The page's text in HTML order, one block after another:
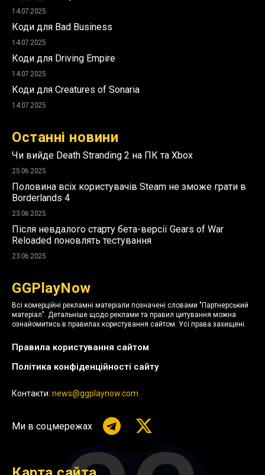
14.07.2025
Коди для Bad Business
14.07.2025
Коди для Driving Empire
14.07.2025
Коди для Creatures of Sonaria
14.07.2025
Останні новини
Чи вийде Death Stranding 2 на ПК та Xbox
25.06.2025
Половина всіх користувачів Steam не зможе грати в
Borderlands 4
23.06.2025
Після невдалого старту бета-версії Gears of War
Reloaded поновлять тестування
23.06.2025
GGPlayNow
Всі комерційні рекламні матеріали позначені словами "Партнерський
матеріал". Детальніше щодо реклами та правил цитування можна
ознайомитись в правилах користування сайтом. Усі права захищені.
Правила користування сайтом
Політика конфіденційності сайту
Контакти: news@ggplaynow.com
Ми в соцмережах